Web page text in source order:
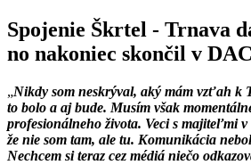
Spojenie Škrtel - Trnava
no nakoniec skončil v DAC
Nikdy som neskrýval, aký mám vzťah k
to bolo a aj bude. Musím však
profesionálneho života. Veci s majiteľmi
že nie som tam, ale tu. Komunikácia
Nechcem si teraz cez médiá niečo